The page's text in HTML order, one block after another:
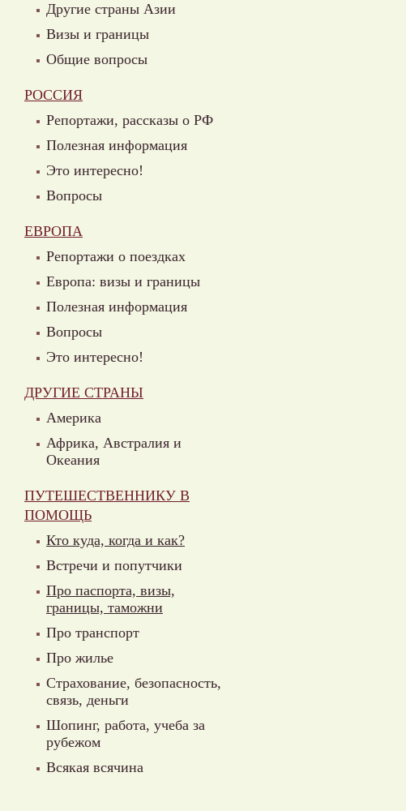
Другие страны Азии
Визы и границы
Общие вопросы
РОССИЯ
Репортажи, рассказы о РФ
Полезная информация
Это интересно!
Вопросы
ЕВРОПА
Репортажи о поездках
Европа: визы и границы
Полезная информация
Вопросы
Это интересно!
ДРУГИЕ СТРАНЫ
Америка
Африка, Австралия и
Океания
ПУТЕШЕСТВЕННИКУ В
ПОМОЩЬ
Кто куда, когда и как?
Встречи и попутчики
Про паспорта, визы,
границы, таможни
Про транспорт
Про жилье
Страхование, безопасность,
связь, деньги
Шопинг, работа, учеба за
рубежом
Всякая всячина